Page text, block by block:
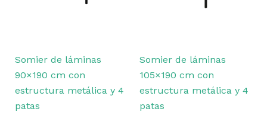
Somier de láminas
90×190 cm con
estructura metálica y 4
patas
Somier de láminas
105×190 cm con
estructura metálica y 4
patas